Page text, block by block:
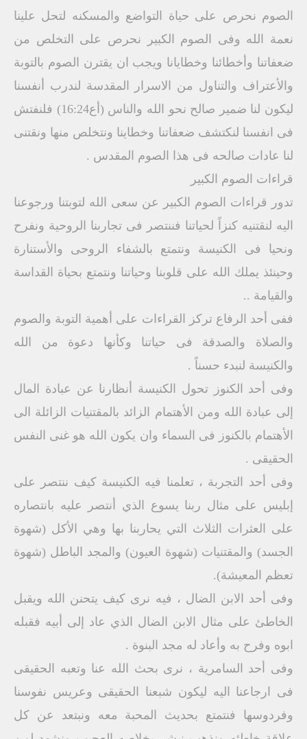
الصوم نحرص على حياة التواضع والمسكنه لتحل علينا
نعمة الله وفى الصوم الكبير نحرص على التخلص من
ضعفاتنا وأخطائنا وخطايانا ويجب ان يقترن الصوم بالتوبة
والأعتراف والتناول من الاسرار المقدسة لندرب أنفسنا
ليكون لنا ضمير صالح نحو الله والناس (أع16:24) فلنفتش
فى انفسنا لنكتشف ضعفاتنا وخطاينا ونتخلص منها ونقتنى
لنا عادات صالحه فى هذا الصوم المقدس .
قراءات الصوم الكبير
تدور قراءات الصوم الكبير عن سعى الله لتوبتنا ورجوعنا
اليه لنقتنيه كنزاً لحياتنا فننتصر فى تجاربنا الروحية ونفرح
ونحيا فى الكنيسة ونتمتع بالشفاء الروحى والأستنارة
وحينئذ يملك الله على قلوبنا وحياتنا ونتمتع بحياة القداسة
والقيامة ..
ففى أحد الرفاع تركز القراءات على أهمية التوبة والصوم
والصلاة والصدقة فى حياتنا وكأنها دعوة من الله
والكنيسة لنبدء حسناً .
وفى أحد الكنوز تحول الكنيسة أنظارنا عن عبادة المال
إلى عبادة الله ومن الأهتمام الزائد بالمقتنيات الزائلة الى
الأهتمام بالكنوز فى السماء وان يكون الله هو غنى النفس
الحقيقى .
وفى أحد التجربة ، تعلمنا فيه الكنيسة كيف ننتصر على
إبليس على مثال ربنا يسوع الذي أنتصر عليه بانتصاره
على العثرات الثلاث التي يحاربنا بها وهي الأكل (شهوة
الجسد) والمقتنيات (شهوة العيون) والمجد الباطل (شهوة
تعظم المعيشة).
وفى أحد الابن الضال ، فيه نرى كيف يتحنن الله ويقبل
الخاطئ على مثال الابن الضال الذي عاد إلى أبيه فقبله
ابوه وفرح به وأعاد له مجد البنوة .
وفى أحد السامرية ، نرى بحث الله عنا وتعبه الحقيقى
فى ارجاعنا اليه ليكون شبعنا الحقيقى وعريس نفوسنا
وفردوسها فنتمتع بحديث المحبة معه ونبتعد عن كل